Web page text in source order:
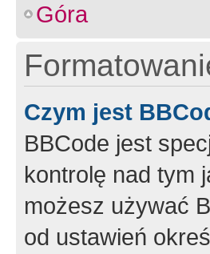
Góra
Czym jest
BBCode jest
kontrolę nad tym
możesz używać
od ustawień